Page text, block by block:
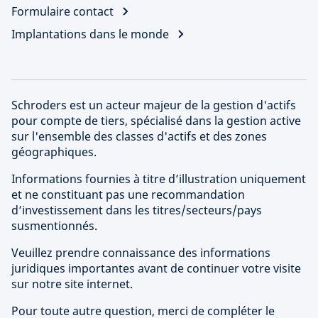
Formulaire contact
Implantations dans le monde
Schroders est un acteur majeur de la gestion d'actifs
pour compte de tiers, spécialisé dans la gestion active
sur l'ensemble des classes d'actifs et des zones
géographiques.
Informations fournies à titre d’illustration uniquement
et ne constituant pas une recommandation
d’investissement dans les titres/secteurs/pays
susmentionnés.
Veuillez prendre connaissance des informations
juridiques importantes avant de continuer votre visite
sur notre site internet.
Pour toute autre question, merci de compléter le